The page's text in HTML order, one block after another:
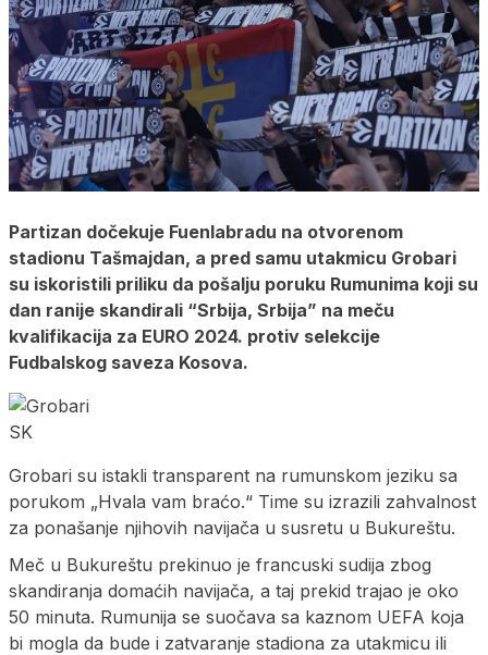
Partizan dočekuje Fuenlabradu na otvorenom
stadionu Tašmajdan, a pred samu utakmicu Grobari
su iskoristili priliku da pošalju poruku Rumunima koji su
dan ranije skandirali “Srbija, Srbija” na meču
kvalifikacija za EURO 2024. protiv selekcije
Fudbalskog saveza Kosova.
SK
Grobari su istakli transparent na rumunskom jeziku sa
porukom „Hvala vam braćo.“ Time su izrazili zahvalnost
za ponašanje njihovih navijača u susretu u Bukureštu.
Meč u Bukureštu prekinuo je francuski sudija zbog
skandiranja domaćih navijača, a taj prekid trajao je oko
50 minuta. Rumunija se suočava sa kaznom UEFA koja
bi mogla da bude i zatvaranje stadiona za utakmicu ili